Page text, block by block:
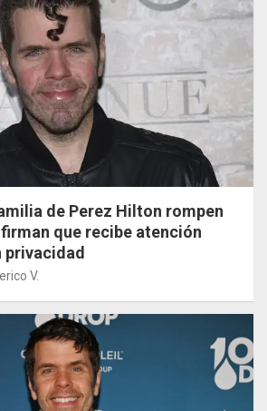
de Perez Hilton rompen
que recibe atención
privacidad
V.